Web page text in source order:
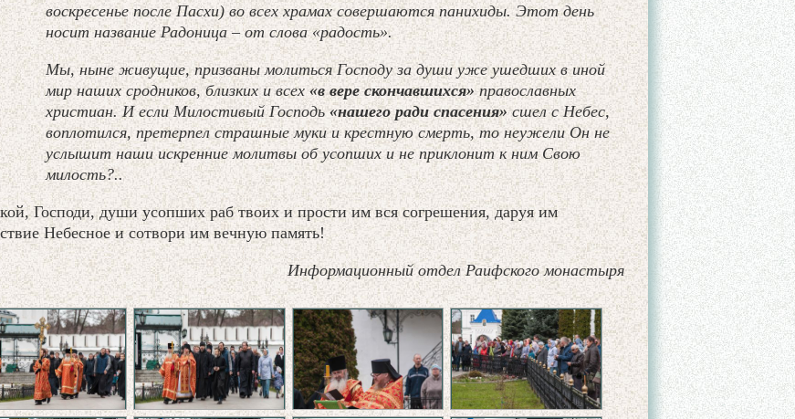
воскресенье после Пасхи) во всех храмах совершаются панихиды. Этот день
носит название Радоница – от слова «радость».
Мы, ныне живущие, призваны молиться Господу за души уже ушедших в иной
мир наших сродников, близких и всех«в вере скончавшихся»православных
христиан. И если Милостивый Господь«нашего ради спасения»сшел с Небес,
воплотился, претерпел страшные муки и крестную смерть, то неужели Он не
услышит наши искренние молитвы об усопших и не приклонит к ним Свою
милость?..
Господи, души усопших раб твоих и прости им вся согрешения, даруя им
Небесное и сотвори им вечную память!
Информационный отдел Раифского монастыря